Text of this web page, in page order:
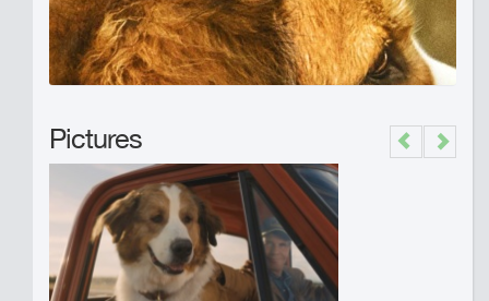
Pictures Previous
Next